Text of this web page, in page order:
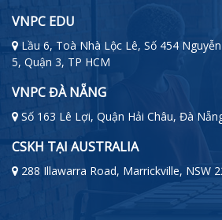
VNPC EDU
Lầu 6, Toà Nhà Lộc Lê, Số 454
5, Quận 3, TP HCM
VNPC ĐÀ NẴNG
Số 163 Lê Lợi, Quận Hải Châu, Đà
CSKH TẠI AUSTRALIA
288 Illawarra Road, Marrickville, NSW